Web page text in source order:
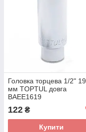
Головка торцева 1/2" 19
мм TOPTUL довга
BAEE1619
122 ₴
Купити